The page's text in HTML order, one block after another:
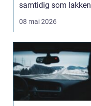
samtidig som lakken
får et ekstra lag m...
08 mai 2026